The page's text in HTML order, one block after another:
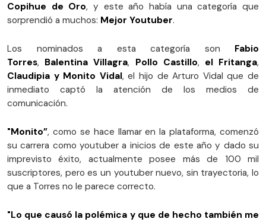
Copihue de Oro, y este año había una categoría que
sorprendió a muchos: Mejor Youtuber.
Los nominados a esta categoría son Fabio
Torres, Balentina Villagra, Pollo Castillo, el Fritanga,
Claudipia y Monito Vidal, el hijo de Arturo Vidal que de
inmediato captó la atención de los medios de
comunicación.
"Monito”, como se hace llamar en la plataforma, comenzó
su carrera como youtuber a inicios de este año y dado su
imprevisto éxito, actualmente posee más de 100 mil
suscriptores, pero es un youtuber nuevo, sin trayectoria, lo
que a Torres no le parece correcto.
"Lo que causó la polémica y que de hecho también me